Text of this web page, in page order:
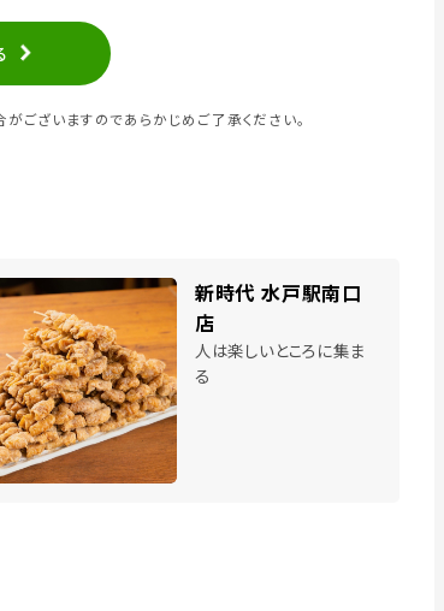
ございますのであらかじめご了承ください。
新時代 水戸駅南口
店
人は楽しいところに集ま
る